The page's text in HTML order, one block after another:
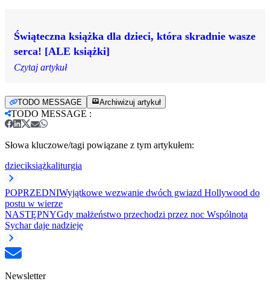
Świąteczna książka dla dzieci, która skradnie wasze
serca! [ALE książki]
Czytaj artykuł
TODO MESSAGE Archiwizuj artykuł
TODO MESSAGE :
Słowa kluczowe/tagi powiązane z tym artykułem:
dzieciksiążkaliturgia
POPRZEDNIWyjątkowe wezwanie dwóch gwiazd Hollywood do
postu w wierze
NASTĘPNYGdy małżeństwo przechodzi przez noc Wspólnota
Sychar daje nadzieję
Newsletter